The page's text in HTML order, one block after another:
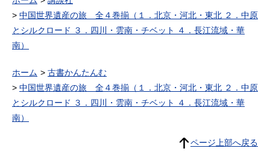
中国世界遺産の旅 全４巻揃（１．北京・河北・東北 ２．中原
とシルクロード ３．四川・雲南・チベット ４．長江流域・華
南）
ホーム
古書かんたんむ
中国世界遺産の旅 全４巻揃（１．北京・河北・東北 ２．中原
とシルクロード ３．四川・雲南・チベット ４．長江流域・華
南）
ページ上部へ戻る